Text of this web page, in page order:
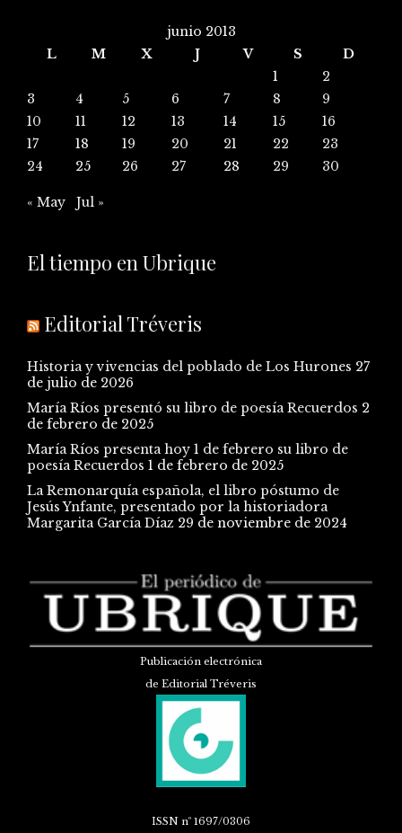
junio 2013
L
M X J V S
D
1
2
3
4 5 6 7 8
9
10
11 12 13 14 15
16
17
18 19 20 21 22
23
24
25 26 27 28 29 30
« May Jul »
El tiempo en Ubrique
Editorial Tréveris
Historia y vivencias del poblado de Los Hurones 27
de julio de 2026
María Ríos presentó su libro de poesía Recuerdos 2
de febrero de 2025
María Ríos presenta hoy 1 de febrero su libro de
poesía Recuerdos 1 de febrero de 2025
La Remonarquía española, el libro póstumo de
Jesús Ynfante, presentado por la historiadora
Margarita García Díaz 29 de noviembre de 2024
Publicación electrónica
de Editorial Tréveris
ISSN nº 1697/0306